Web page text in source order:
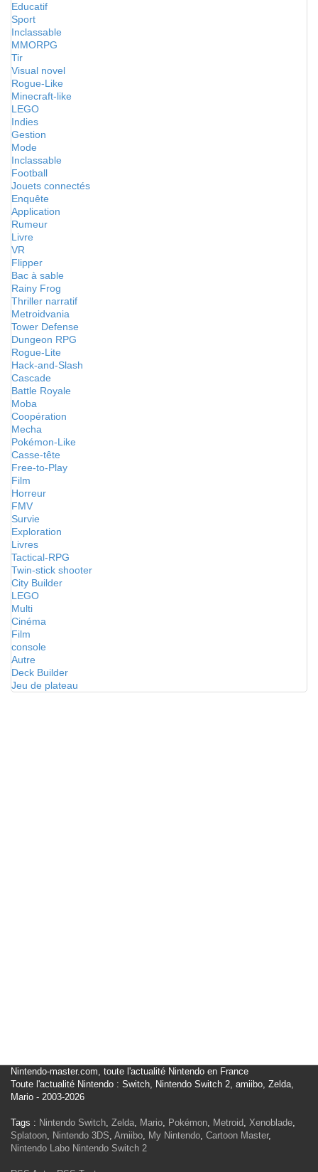
Educatif
Sport
Inclassable
MMORPG
Tir
Visual novel
Rogue-Like
Minecraft-like
LEGO
Indies
Gestion
Mode
Inclassable
Football
Jouets connectés
Enquête
Application
Rumeur
Livre
VR
Flipper
Bac à sable
Rainy Frog
Thriller narratif
Metroidvania
Tower Defense
Dungeon RPG
Rogue-Lite
Hack-and-Slash
Cascade
Battle Royale
Moba
Coopération
Mecha
Pokémon-Like
Casse-tête
Free-to-Play
Film
Horreur
FMV
Survie
Exploration
Livres
Tactical-RPG
Twin-stick shooter
City Builder
LEGO
Multi
Cinéma
Film
console
Autre
Deck Builder
Jeu de plateau
Nintendo-master.com, toute l'actualité Nintendo en France
Toute l'actualité Nintendo : Switch, Nintendo Switch 2, amiibo, Zelda,
Mario - 2003-2026
Tags : Nintendo Switch, Zelda, Mario, Pokémon, Metroid, Xenoblade,
Splatoon, Nintendo 3DS, Amiibo, My Nintendo, Cartoon Master,
Nintendo Labo Nintendo Switch 2